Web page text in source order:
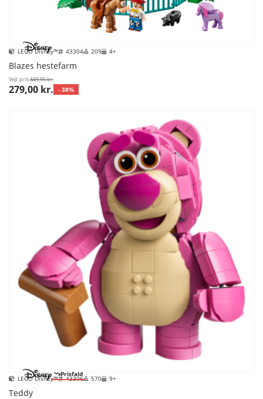
LEGO Disney™ 43304 209 4+
Blazes hestefarm
Vejl. pris449,95 kr.
279,00 kr. - 38%
Prisfald
LEGO Disney™ 43306 570 9+
Teddy